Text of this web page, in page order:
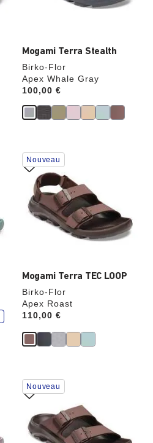
Mogami Terra Stealth
Birko-Flor
Apex Whale Gray
Price:
100,00 €
Mogami Terra TEC LOOP
Birko-Flor
Apex Roast
Price:
110,00 €
Cliquer
sur
les
échantillons
couleurs
modifiera
Nouveau
Cliquer
sur
les
échantillons
de
couleurs
Nouveau